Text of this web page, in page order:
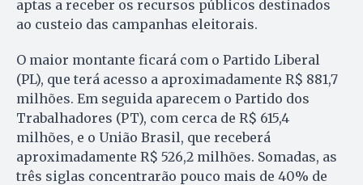
aptas a receber os recursos públicos destinados
ao custeio das campanhas eleitorais.
O maior montante ficará com o Partido Liberal
(PL), que terá acesso a aproximadamente R$ 881,7
milhões. Em seguida aparecem o Partido dos
Trabalhadores (PT), com cerca de R$ 615,4
milhões, e o União Brasil, que receberá
aproximadamente R$ 526,2 milhões. Somadas, as
três siglas concentrarão pouco mais de 40% de